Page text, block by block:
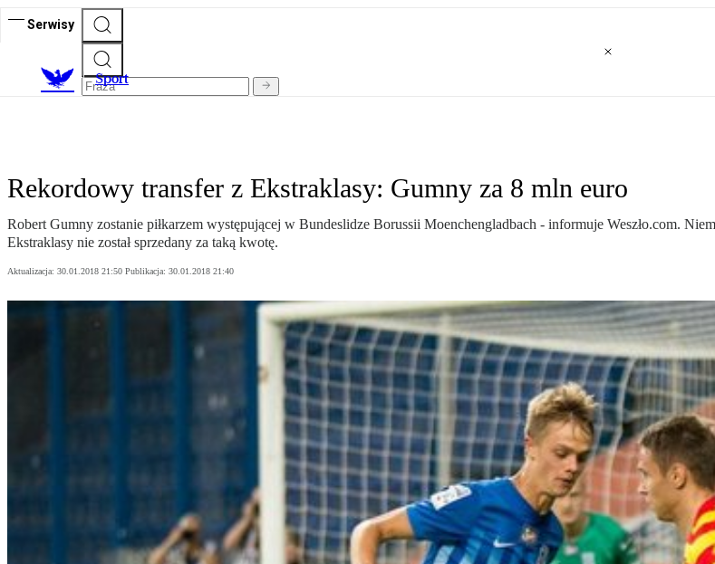
Serwisy
Sport
Rekordowy transfer z Ekstraklasy: Gumny za 8 mln euro
Robert Gumny zostanie piłkarzem występującej w Bundeslidze Borussii Moenchengladbach - informuje Weszło.com.
Ekstraklasy nie został sprzedany za taką kwotę.
Aktualizacja: 30.01.2018 21:50 Publikacja: 30.01.2018 21:40